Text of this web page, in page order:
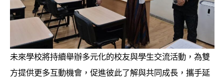
未來學校將持續舉辦多元化的校友與學生交流活動，為雙
方提供更多互動機會，促進彼此了解與共同成長，攜手延